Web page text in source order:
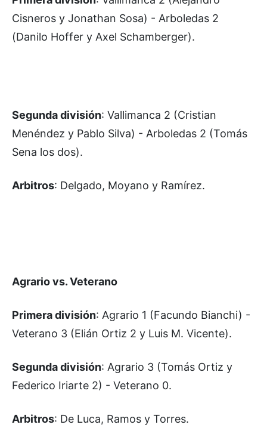
Cisneros y Jonathan Sosa) - Arboledas 2
(Danilo Hoffer y Axel Schamberger).
Segunda división: Vallimanca 2 (Cristian
Menéndez y Pablo Silva) - Arboledas 2 (Tomás
Sena los dos).
Arbitros: Delgado, Moyano y Ramírez.
Agrario vs. Veterano
Primera división: Agrario 1 (Facundo Bianchi) -
Veterano 3 (Elián Ortiz 2 y Luis M. Vicente).
Segunda división: Agrario 3 (Tomás Ortiz y
Federico Iriarte 2) - Veterano 0.
Arbitros: De Luca, Ramos y Torres.